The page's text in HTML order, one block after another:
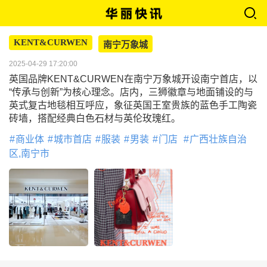
KENT&CURWEN 南宁万象城
2025-04-29 17:20:00
英国品牌KENT&CURWEN在南宁万象城开设南宁首店，以
“传承与创新”为核心理念。店内，三狮徽章与地面铺设的与
英式复古地毯相互呼应，象征英国王室贵族的蓝色手工陶瓷
砖墙，搭配经典白色石材与英伦玫瑰红。
商业体 城市首店 服装 男装 门店
广西壮族自治
区,南宁市